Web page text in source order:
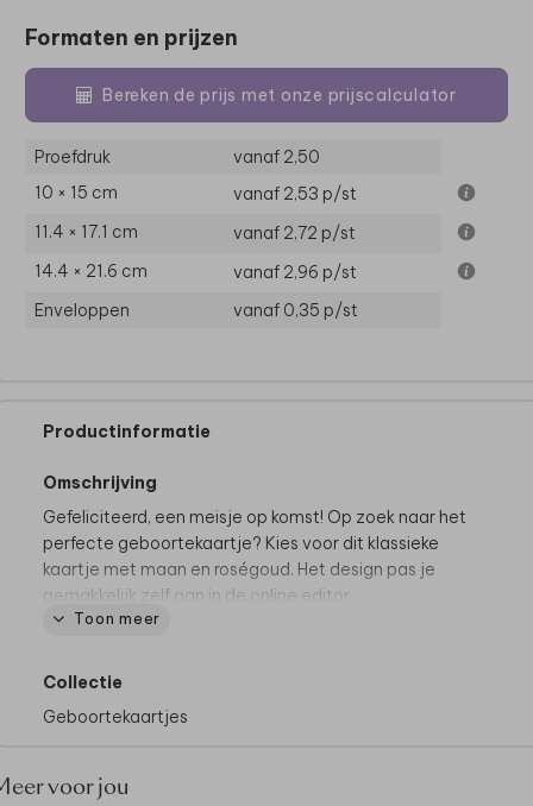
Formaten en prijzen
Bereken de prijs met onze prijscalculator
Proefdruk
vanaf 2,50
10 × 15 cm
vanaf 2,53 p/st
11.4 × 17.1 cm
vanaf 2,72 p/st
14.4 × 21.6 cm
vanaf 2,96 p/st
Enveloppen
vanaf 0,35 p/st
Productinformatie
Omschrijving
Gefeliciteerd, een meisje op komst! Op zoek naar het
perfecte geboortekaartje? Kies voor dit klassieke
kaartje met maan en roségoud. Het design pas je
gemakkelijk zelf aan in de online editor.
Toon meer
Collectie
Geboortekaartjes
voor jou